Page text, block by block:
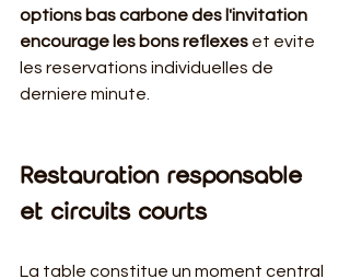
options bas carbone des l'invitation
encourage les bons reflexes et evite
les reservations individuelles de
derniere minute.
Restauration responsable
et circuits courts
La table constitue un moment central